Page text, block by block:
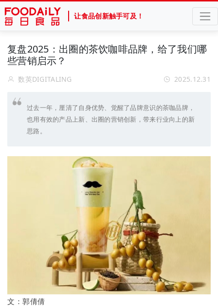
让食品创新触手可及！
复盘2025：出圈的茶饮咖啡品牌，给了我们哪
些营销启示？
数英DIGITALING 2025.12.31
过去一年，厘清了自身优势、觉醒了品牌意识的茶咖品牌，
也用有效的产品上新、出圈的营销创新，带来行业向上的新
思路。
文：郭倩倩